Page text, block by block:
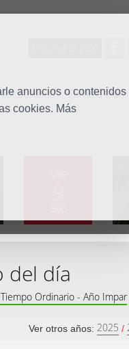
anuncios o contenidos
cookies. Más
Vocaciones Familia
del día
Ordinario - Año Impar
Ver otros años: 2025 /